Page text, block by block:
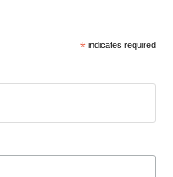
* indicates required